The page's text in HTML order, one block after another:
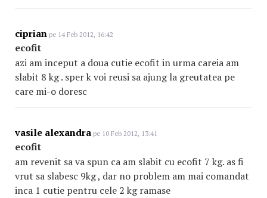
ciprian pe 14 Feb 2012, 16:42
ecofit
azi am inceput a doua cutie ecofit in urma careia am
slabit 8 kg . sper k voi reusi sa ajung la greutatea pe
care mi-o doresc
vasile alexandra pe 10 Feb 2012, 13:41
ecofit
am revenit sa va spun ca am slabit cu ecofit 7 kg. as fi
vrut sa slabesc 9kg , dar no problem am mai comandat
inca 1 cutie pentru cele 2 kg ramase